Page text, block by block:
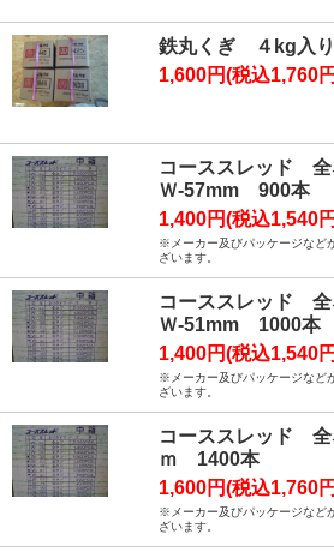
鉄丸くぎ ４kg入
1,600円(税込1,760
コーススレッド
Ｗ-57mm 900本
1,400円(税込1,540
※メーカー及びパッケージなど
ざいます。
コーススレッド
Ｗ-51mm 1000本
1,400円(税込1,540
※メーカー及びパッケージなど
ざいます。
コーススレッド
ｍ 1400本
1,600円(税込1,760
※メーカー及びパッケージなど
ざいます。